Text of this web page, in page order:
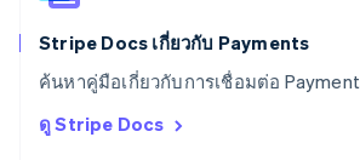
Stripe Docs เกี่ยวกับ Payments
ค้นหาคู่มือเกี่ยวกับการเชื่อมต่อ
ดู Stripe Docs
ออสเตรเลีย
English
DeutschEnglish
ItalianoEnglish